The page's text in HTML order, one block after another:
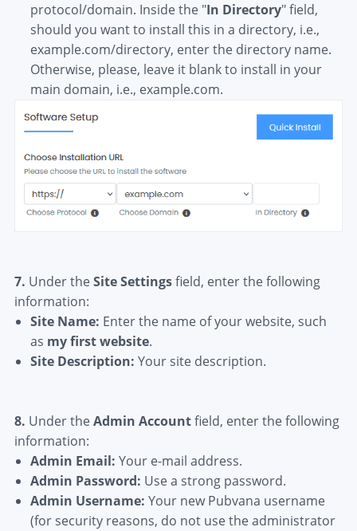
protocol/domain. Inside the "In Directory" field,
should you want to install this in a directory, i.e.,
example.com/directory, enter the directory name.
Otherwise, please, leave it blank to install in your
main domain, i.e., example.com.
7. Under theSite Settingsfield, enter the following
information:
Site Name: Enter the name of your website, such
as my first website.
Site Description: Your site description.
8. Under theAdmin Accountfield, enter the following
information:
Admin Email: Your e-mail address.
Admin Password: Use a strong password.
Admin Username: Your new Pubvana username
(for security reasons, do not use the administrator